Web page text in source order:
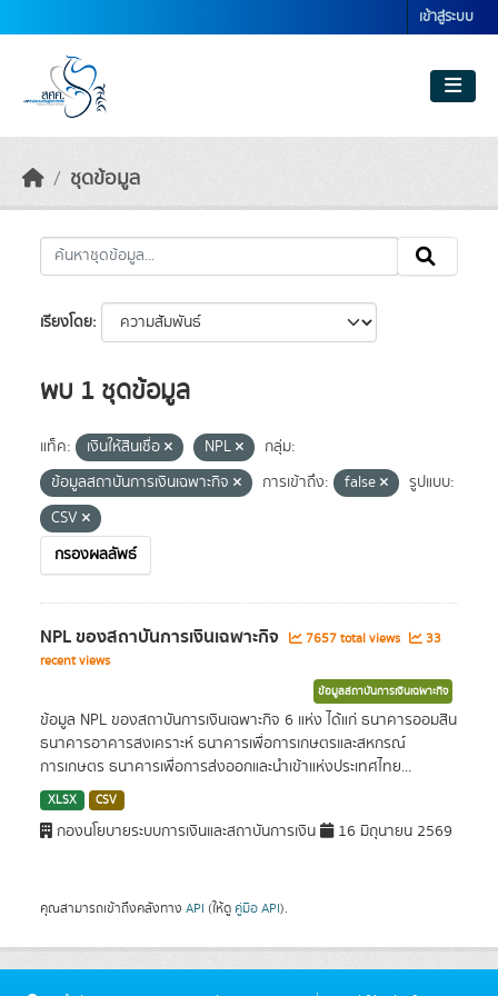
เข้าสู่ระบบ
ชุดข้อมูล
เรียงโดย
พบ 1 ชุดข้อมูล
แท็ค: เงินให้สินเชื่อ NPL
กลุ่ม:
ข้อมูลสถาบันการเงินเฉพาะกิจ
การเข้าถึง: false
รูปแบบ:
CSV
กรองผลลัพธ์
NPL ของสถาบันการเงินเฉพาะกิจ 7657 total views
33
recent views
ข้อมูลสถาบันการเงินเฉพาะกิจ
ข้อมูล NPL ของสถาบันการเงินเฉพาะกิจ 6 แห่ง ได้แก่ ธนาคารออมสิน
ธนาคารอาคารสงเคราะห์ ธนาคารเพื่อการเกษตรและสหกรณ์
การเกษตร ธนาคารเพื่อการส่งออกและนำเข้าแห่งประเทศไทย...
XLSX CSV
กองนโยบายระบบการเงินและสถาบันการเงิน 16 มิถุนายน 2569
คุณสามารถเข้าถึงคลังทาง API (ให้ดู คู่มือ API).